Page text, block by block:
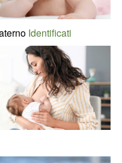
Identificati